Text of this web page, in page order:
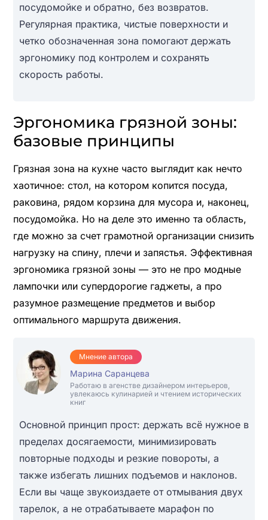
посудомойке и обратно, без возвратов.
Регулярная практика, чистые поверхности и
четко обозначенная зона помогают держать
эргономику под контролем и сохранять
скорость работы.
Эргономика грязной зоны:
базовые принципы
Грязная зона на кухне часто выглядит как нечто
хаотичное: стол, на котором копится посуда,
раковина, рядом корзина для мусора и, наконец,
посудомойка. Но на деле это именно та область,
где можно за счет грамотной организации снизить
нагрузку на спину, плечи и запястья. Эффективная
эргономика грязной зоны — это не про модные
лампочки или супердорогие гаджеты, а про
разумное размещение предметов и выбор
оптимального маршрута движения.
Мнение автора
Марина Саранцева
Работаю в агенстве дизайнером интерьеров,
увлекаюсь кулинарией и чтением исторических
книг
Основной принцип прост: держать всё нужное в
пределах досягаемости, минимизировать
повторные подходы и резкие повороты, а
также избегать лишних подъемов и наклонов.
Если вы чаще звукоиздаете от отмывания двух
тарелок, а не отрабатываете марафон по